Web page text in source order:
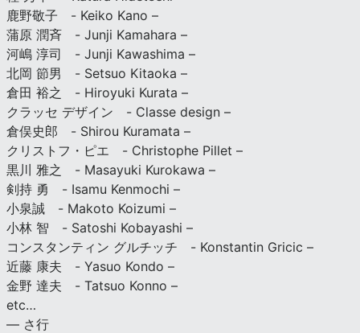
鹿野敬子 - Keiko Kano –
蒲原 潤斉 - Junji Kamahara –
河嶋 淳司 - Junji Kawashima –
北岡 節男 - Setsuo Kitaoka –
倉田 裕之 - Hiroyuki Kurata –
クラッセ デザイン - Classe design –
倉俣史郎 - Shirou Kuramata –
クリストフ・ピエ - Christophe Pillet –
黒川 雅之 - Masayuki Kurokawa –
剣持 勇 - Isamu Kenmochi –
小泉誠 - Makoto Koizumi –
小林 智 - Satoshi Kobayashi –
コンスタンティン グルチッチ - Konstantin Gricic –
近藤 康夫 - Yasuo Kondo –
金野 達夫 - Tatsuo Konno –
etc…
— さ行